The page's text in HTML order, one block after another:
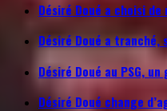
Désiré Doué a choisi de
Désiré Doué a tranché,
Désiré Doué au PSG,
Désiré Doué change